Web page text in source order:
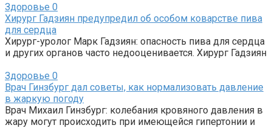
Здоровье 0
Хирург Гадзиян предупредил об особом коварстве пива
для сердца
Хирург-уролог Марк Гадзиян: опасность пива для сердца
и других органов часто недооценивается. Хирург Гадзиян
Здоровье 0
Врач Гинзбург дал советы, как нормализовать давление
в жаркую погоду
Врач Михаил Гинзбург: колебания кровяного давления в
жару могут происходить при имеющейся гипертонии и